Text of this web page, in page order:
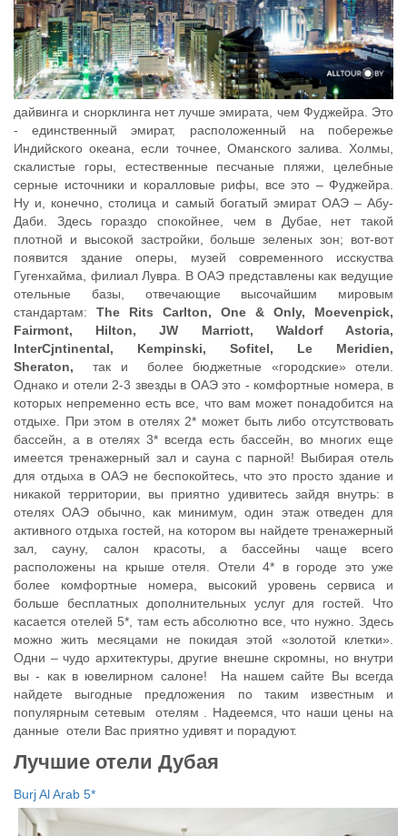
дайвинга и снорклинга нет лучше эмирата, чем Фуджейра. Это
- единственный эмират, расположенный на побережье
Индийского океана, если точнее, Оманского залива. Холмы,
скалистые горы, естественные песчаные пляжи, целебные
серные источники и коралловые рифы, все это – Фуджейра.
Ну и, конечно, столица и самый богатый эмират ОАЭ – Абу-
Даби. Здесь гораздо спокойнее, чем в Дубае, нет такой
плотной и высокой застройки, больше зеленых зон; вот-вот
появится здание оперы, музей современного исскуства
Гугенхайма, филиал Лувра. В ОАЭ представлены как ведущие
отельные базы, отвечающие высочайшим мировым
стандартам: The Rits Carlton, One & Only, Moevenpick,
Fairmont, Hilton, JW Marriott, Waldorf Astoria,
InterCjntinental, Kempinski, Sofitel, Le Meridien,
Sheraton,
так и более бюджетные «городские» отели.
Однако и отели 2-3 звезды в ОАЭ это - комфортные номера, в
которых непременно есть все, что вам может понадобится на
отдыхе. При этом в отелях 2* может быть либо отсутствовать
бассейн, а в отелях 3* всегда есть бассейн, во многих еще
имеется тренажерный зал и сауна с парной! Выбирая отель
для отдыха в ОАЭ не беспокойтесь, что это просто здание и
никакой территории, вы приятно удивитесь зайдя внутрь: в
отелях ОАЭ обычно, как минимум, один этаж отведен для
активного отдыха гостей, на котором вы найдете тренажерный
зал, сауну, салон красоты, а бассейны чаще всего
расположены на крыше отеля. Отели 4* в городе это уже
более комфортные номера, высокий уровень сервиса и
больше бесплатных дополнительных услуг для гостей. Что
касается отелей 5*, там есть абсолютно все, что нужно. Здесь
можно жить месяцами не покидая этой «золотой клетки».
Одни – чудо архитектуры, другие внешне скромны, но внутри
вы - как в ювелирном салоне! На нашем сайте Вы всегда
найдете выгодные предложения по таким известным и
популярным сетевым отелям . Надеемся, что наши цены на
данные отели Вас приятно удивят и порадуют.
Лучшие отели Дубая
Burj Al Arab 5*